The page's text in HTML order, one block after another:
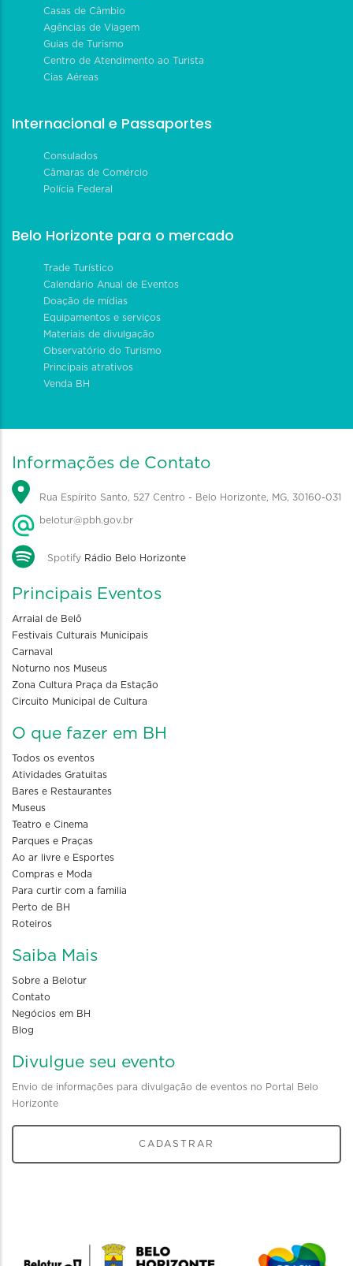
Casas de Câmbio
Agências de Viagem
Guias de Turismo
Centro de Atendimento ao Turista
Cias Aéreas
Internacional e Passaportes
Consulados
Câmaras de Comércio
Polícia Federal
Belo Horizonte para o mercado
Trade Turístico
Calendário Anual de Eventos
Doação de mídias
Equipamentos e serviços
Materiais de divulgação
Observatório do Turismo
Principais atrativos
Venda BH
Informações de Contato
Rua Espírito Santo, 527 Centro - Belo Horizonte, MG, 30160-031
belotur@pbh.gov.br
Spotify Rádio Belo Horizonte
Principais Eventos
Arraial de Belô
Festivais Culturais Municipais
Carnaval
Noturno nos Museus
Zona Cultura Praça da Estação
Circuito Municipal de Cultura
O que fazer em BH
Todos os eventos
Atividades Gratuitas
Bares e Restaurantes
Museus
Teatro e Cinema
Parques e Praças
Ao ar livre e Esportes
Compras e Moda
Para curtir com a familia
Perto de BH
Roteiros
Saiba Mais
Sobre a Belotur
Contato
Negócios em BH
Blog
Divulgue seu evento
Envio de informações para divulgação de eventos no Portal Belo
Horizonte
CADASTRAR